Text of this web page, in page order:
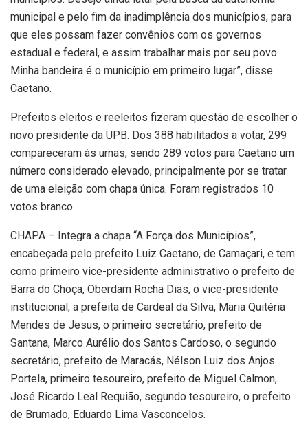
municipal e pelo fim da inadimplência dos municípios, para
que eles possam fazer convênios com os governos
estadual e federal, e assim trabalhar mais por seu povo.
Minha bandeira é o município em primeiro lugar”, disse
Caetano.
Prefeitos eleitos e reeleitos fizeram questão de escolher o
novo presidente da UPB. Dos 388 habilitados a votar, 299
compareceram às urnas, sendo 289 votos para Caetano um
número considerado elevado, principalmente por se tratar
de uma eleição com chapa única. Foram registrados 10
votos branco.
CHAPA – Integra a chapa “A Força dos Municípios”,
encabeçada pelo prefeito Luiz Caetano, de Camaçari, e tem
como primeiro vice-presidente administrativo o prefeito de
Barra do Choça, Oberdam Rocha Dias, o vice-presidente
institucional, a prefeita de Cardeal da Silva, Maria Quitéria
Mendes de Jesus, o primeiro secretário, prefeito de
Santana, Marco Aurélio dos Santos Cardoso, o segundo
secretário, prefeito de Maracás, Nélson Luiz dos Anjos
Portela, primeiro tesoureiro, prefeito de Miguel Calmon,
José Ricardo Leal Requião, segundo tesoureiro, o prefeito
de Brumado, Eduardo Lima Vasconcelos.